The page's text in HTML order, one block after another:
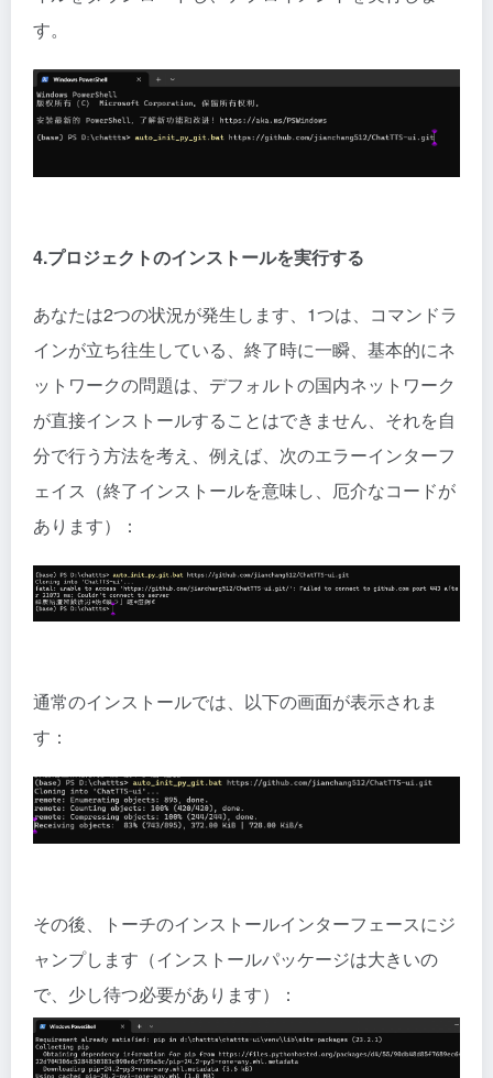
す。
4.プロジェクトのインストールを実行する
あなたは2つの状況が発生します、1つは、コマンドラ
インが立ち往生している、終了時に一瞬、基本的にネ
ットワークの問題は、デフォルトの国内ネットワーク
が直接インストールすることはできません、それを自
分で行う方法を考え、例えば、次のエラーインターフ
ェイス（終了インストールを意味し、厄介なコードが
あります）：
通常のインストールでは、以下の画面が表示されま
す：
その後、トーチのインストールインターフェースにジ
ャンプします（インストールパッケージは大きいの
で、少し待つ必要があります）：